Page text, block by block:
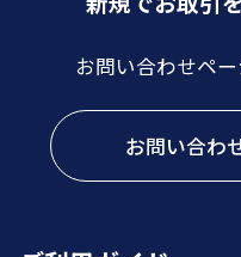
お問い合わせペ
お問い合わ